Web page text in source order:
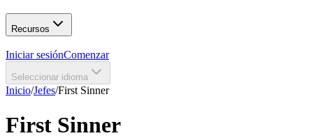
Recursos
Iniciar sesiónComenzar
Seleccionar idioma
Inicio/Jefes/First Sinner
First Sinner